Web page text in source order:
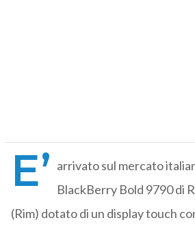
E’ arrivato sul mercato
BlackBerry Bold 9790 di
(Rim) dotato di un display touch